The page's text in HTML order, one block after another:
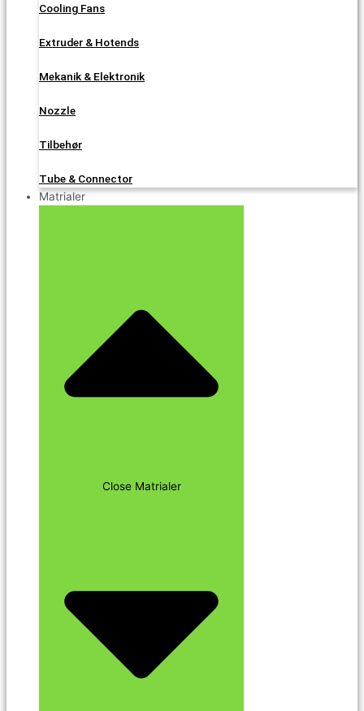
Cooling Fans
Extruder & Hotends
Mekanik & Elektronik
Nozzle
Tilbehør
Tube & Connector
Matrialer
Close Matrialer